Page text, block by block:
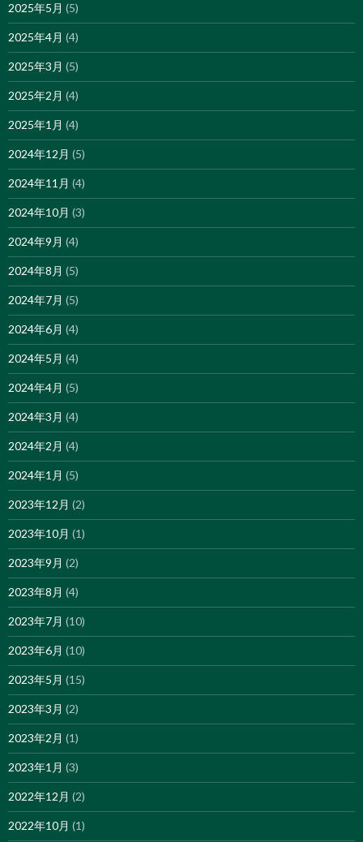
2025年5月 (5)
2025年4月 (4)
2025年3月 (5)
2025年2月 (4)
2025年1月 (4)
2024年12月 (5)
2024年11月 (4)
2024年10月 (3)
2024年9月 (4)
2024年8月 (5)
2024年7月 (5)
2024年6月 (4)
2024年5月 (4)
2024年4月 (5)
2024年3月 (4)
2024年2月 (4)
2024年1月 (5)
2023年12月 (2)
2023年10月 (1)
2023年9月 (2)
2023年8月 (4)
2023年7月 (10)
2023年6月 (10)
2023年5月 (15)
2023年3月 (2)
2023年2月 (1)
2023年1月 (3)
2022年12月 (2)
2022年10月 (1)